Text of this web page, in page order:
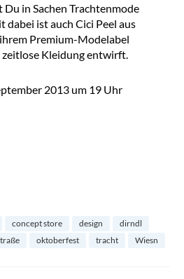
Du in Sachen Trachtenmode
dabei ist auch Cici Peel aus
Premium-Modelabel
Kleidung entwirft.
2013 um 19 Uhr
concept store design
dirndl
oktoberfest tracht Wiesn